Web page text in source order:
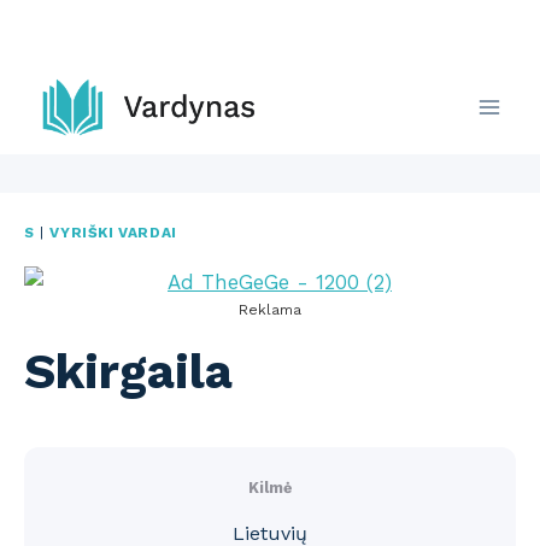
content
S |VYRIŠKI VARDAI
Reklama
Skirgaila
Kilmė
Lietuvių